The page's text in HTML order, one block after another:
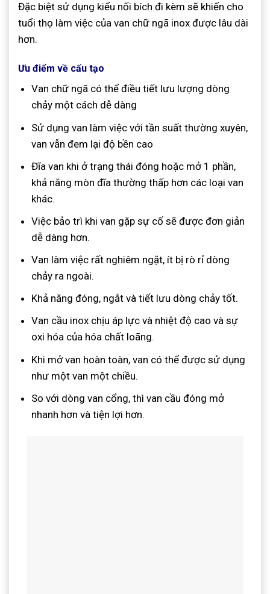
Đặc biệt sử dụng kiểu nối bích đi kèm sẽ khiến cho
tuổi thọ làm việc của van chữ ngã inox được lâu dài
hơn.
Ưu điểm về cấu tạo
Van chữ ngã có thể điều tiết lưu lượng dòng
chảy một cách dễ dàng
Sử dụng van làm việc với tần suất thường xuyên,
van vẫn đem lại độ bền cao
Đĩa van khi ở trạng thái đóng hoặc mở 1 phần,
khả năng mòn đĩa thường thấp hơn các loại van
khác.
Việc bảo trì khi van gặp sự cố sẽ được đơn giản
dễ dàng hơn.
Van làm việc rất nghiêm ngặt, ít bị rò rỉ dòng
chảy ra ngoài.
Khả năng đóng, ngắt và tiết lưu dòng chảy tốt.
Van cầu inox chịu áp lực và nhiệt độ cao và sự
oxi hóa của hóa chất loãng.
Khi mở van hoàn toàn, van có thể được sử dụng
như một van một chiều.
So với dòng van cổng, thì van cầu đóng mở
nhanh hơn và tiện lợi hơn.